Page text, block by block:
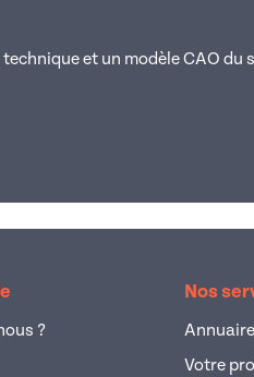
et un modèle CAO du
?
Nos
Votre